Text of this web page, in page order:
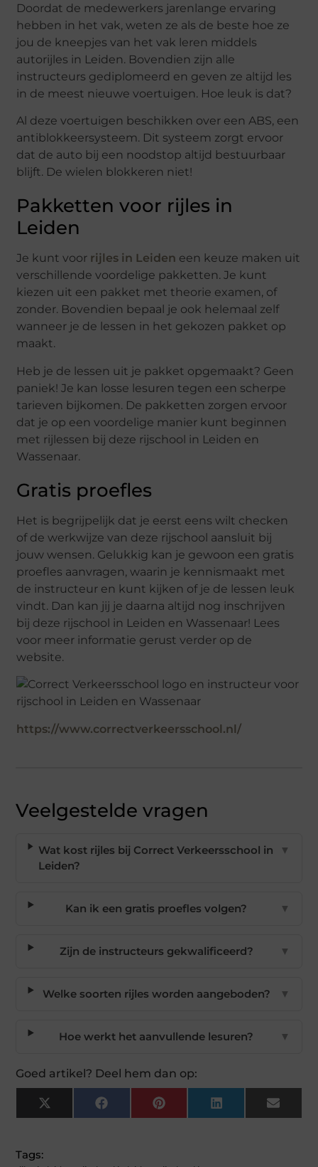
Doordat de medewerkers jarenlange ervaring
hebben in het vak, weten ze als de beste hoe ze
jou de kneepjes van het vak leren middels
autorijles in Leiden. Bovendien zijn alle
instructeurs gediplomeerd en geven ze altijd les
in de meest nieuwe voertuigen. Hoe leuk is dat?
Al deze voertuigen beschikken over een ABS, een
antiblokkeersysteem. Dit systeem zorgt ervoor
dat de auto bij een noodstop altijd bestuurbaar
blijft. De wielen blokkeren niet!
Pakketten voor rijles in
Leiden
Je kunt voor rijles in Leiden een keuze maken uit
verschillende voordelige pakketten. Je kunt
kiezen uit een pakket met theorie examen, of
zonder. Bovendien bepaal je ook helemaal zelf
wanneer je de lessen in het gekozen pakket op
maakt.
Heb je de lessen uit je pakket opgemaakt? Geen
paniek! Je kan losse lesuren tegen een scherpe
tarieven bijkomen. De pakketten zorgen ervoor
dat je op een voordelige manier kunt beginnen
met rijlessen bij deze rijschool in Leiden en
Wassenaar.
Gratis proefles
Het is begrijpelijk dat je eerst eens wilt checken
of de werkwijze van deze rijschool aansluit bij
jouw wensen. Gelukkig kan je gewoon een gratis
proefles aanvragen, waarin je kennismaakt met
de instructeur en kunt kijken of je de lessen leuk
vindt. Dan kan jij je daarna altijd nog inschrijven
bij deze rijschool in Leiden en Wassenaar! Lees
voor meer informatie gerust verder op de
website.
https://www.correctverkeersschool.nl/
Veelgestelde vragen
Wat kost rijles bij Correct Verkeersschool in
Leiden?
▼
Kan ik een gratis proefles volgen? ▼
Zijn de instructeurs gekwalificeerd? ▼
Welke soorten rijles worden aangeboden? ▼
Hoe werkt het aanvullende lesuren? ▼
Goed artikel? Deel hem dan op:
X
(Twitter)
FacebookPinterest LinkedIn Email
Tags: